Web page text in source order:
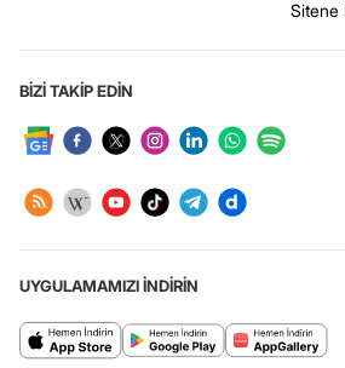
Sitene
BİZİ TAKİP EDİN
UYGULAMAMIZI İNDİRİN